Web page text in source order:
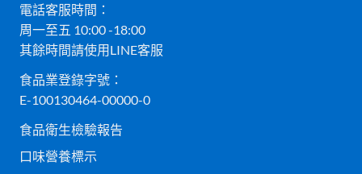
電話客服時間：
周一至五 10:00 -18:00
其餘時間請使用LINE客服
食品業登錄字號：
E-100130464-00000-0
食品衛生檢驗報告
口味營養標示